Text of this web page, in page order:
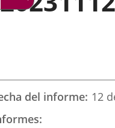
del informe 12